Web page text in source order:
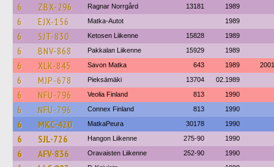
6 ZBX-296 Ragnar Norrgård 13181 1989
6 EJX-156 Matka-Autot 1989
6 SJT-830 Ketosen Liikenne 15828 1989
6 BNV-868 Pakkalan Liikenne 15929 1989
6 XLK-845 Savon Matka 643 1989 2001
6 MJP-678 Pieksämäki 13704 02.1989
6 NFU-796 Veolia Finland 813 1990
6 NFU-796 Connex Finland 813 1990
6 MKC-420 MatkaPeura 30178 1990
6 SJL-726 Hangon Liikenne 275-90 1990
6 AFV-836 Oravaisten Liikenne 252-90 1990